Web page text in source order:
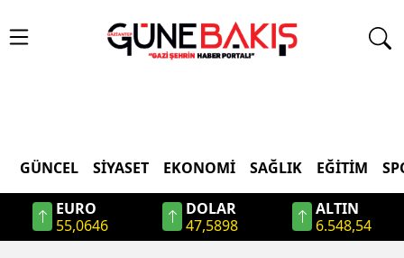
GÜNCEL SIYASET EKONOMI SAĞLIK EĞITIM
EURO
55,0646
DOLAR
47,5898
ALTIN
6.548,54